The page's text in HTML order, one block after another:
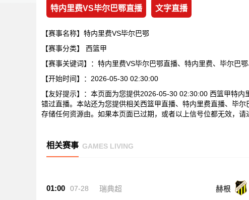
特内里费VS毕尔巴鄂直播 文字直播
【赛事名称】特内里费VS毕尔巴鄂
【赛事分类】 西篮甲
【赛事关键词】：特内里费VS毕尔巴鄂直播、特内里费、毕尔巴
【开始时间】：2026-05-30 02:30:00
【友好提示】：本页面为您提供2026-05-30 02:30:00 西篮甲特
错过直播。本站还为您提供相关西篮甲直播、特内里费直播、毕
存储任何资源由。如果本页面已过期，或者以上信号位都无效，请
相关赛事 GAMES LIVING
01:00 07-28 瑞典超 赫根